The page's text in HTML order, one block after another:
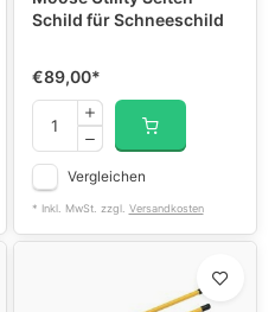
Schild für Schneeschild
€89,00*
Vergleichen
* Inkl. MwSt. zzgl. Versandkosten